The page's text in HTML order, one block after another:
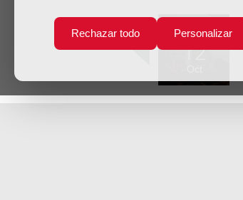
Rechazar todo Personalizar
Lun
12